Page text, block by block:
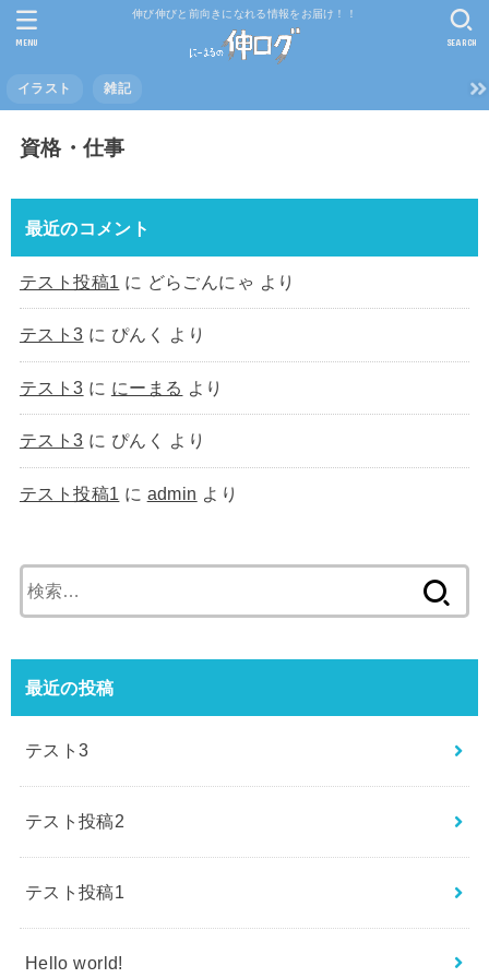
伸び伸びと前向きになれる情報をお届け！！
イラスト 雑記
SEARCH
MENU
資格・仕事
最近のコメント
テスト投稿1 に どらごんにゃ より
テスト3 に ぴんく より
テスト3 に にーまる より
テスト3 に ぴんく より
テスト投稿1 に admin より
索
最近の投稿
テスト3
テスト投稿2
テスト投稿1
Hello world!